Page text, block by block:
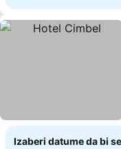
Izaberi datume da bi